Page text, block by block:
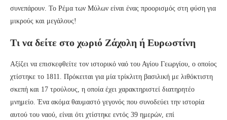
συνεπάρουν. Το Ρέμα των Μύλων είναι ένας προορισμός στη φύση για
μικρούς και μεγάλους!
Τι να δείτε στο χωριό Ζάχολη ή Ευρωστίνη
Αξίζει να επισκεφθείτε τον ιστορικό ναό του Αγίου Γεωργίου, ο οποίος
χτίστηκε το 1811. Πρόκειται για μία τρίκλιτη βασιλική με λιθόκτιστη
σκεπή και 17 τρούλους, η οποία έχει χαρακτηριστεί διατηρητέο
μνημείο. Ένα ακόμα θαυμαστό γεγονός που συνοδεύει την ιστορία
αυτού του ναού, είναι ότι χτίστηκε εντός 39 ημερών, επί